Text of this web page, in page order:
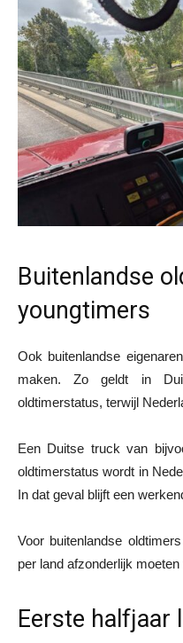
Buitenlandse
youngtimers
Ook buitenlandse
maken. Zo geldt in
oldtimerstatus, terwijl
Een Duitse truck van
oldtimerstatus wordt in
In dat geval blijft een
Voor buitenlandse
per land afzonderlijk
Eerste halfjaar